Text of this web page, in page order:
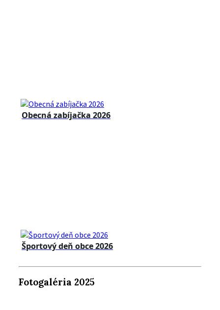
Obecná zabíjačka 2026
Športový deň obce 2026
Fotogaléria 2025